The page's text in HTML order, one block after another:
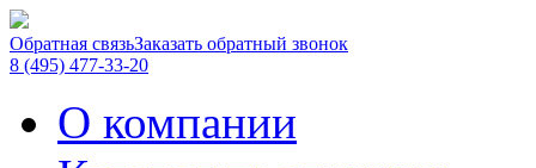
Обратная связьЗаказать обратный звонок
8 (495) 477-33-20
О компании